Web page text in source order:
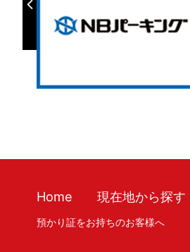
Home 現在地から探す
預かり証をお持ちのお客様へ